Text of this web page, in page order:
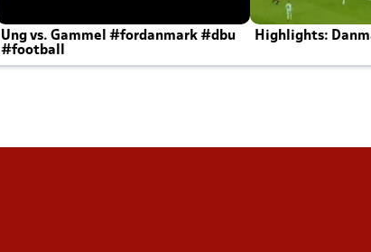
Ung vs. Gammel #fordanmark #dbu
#football
Highlights: